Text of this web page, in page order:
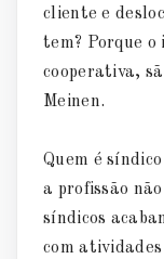
cliente e
tem? Porque o
cooperativa,
Meinen.
Quem é
a profissão
síndicos
com